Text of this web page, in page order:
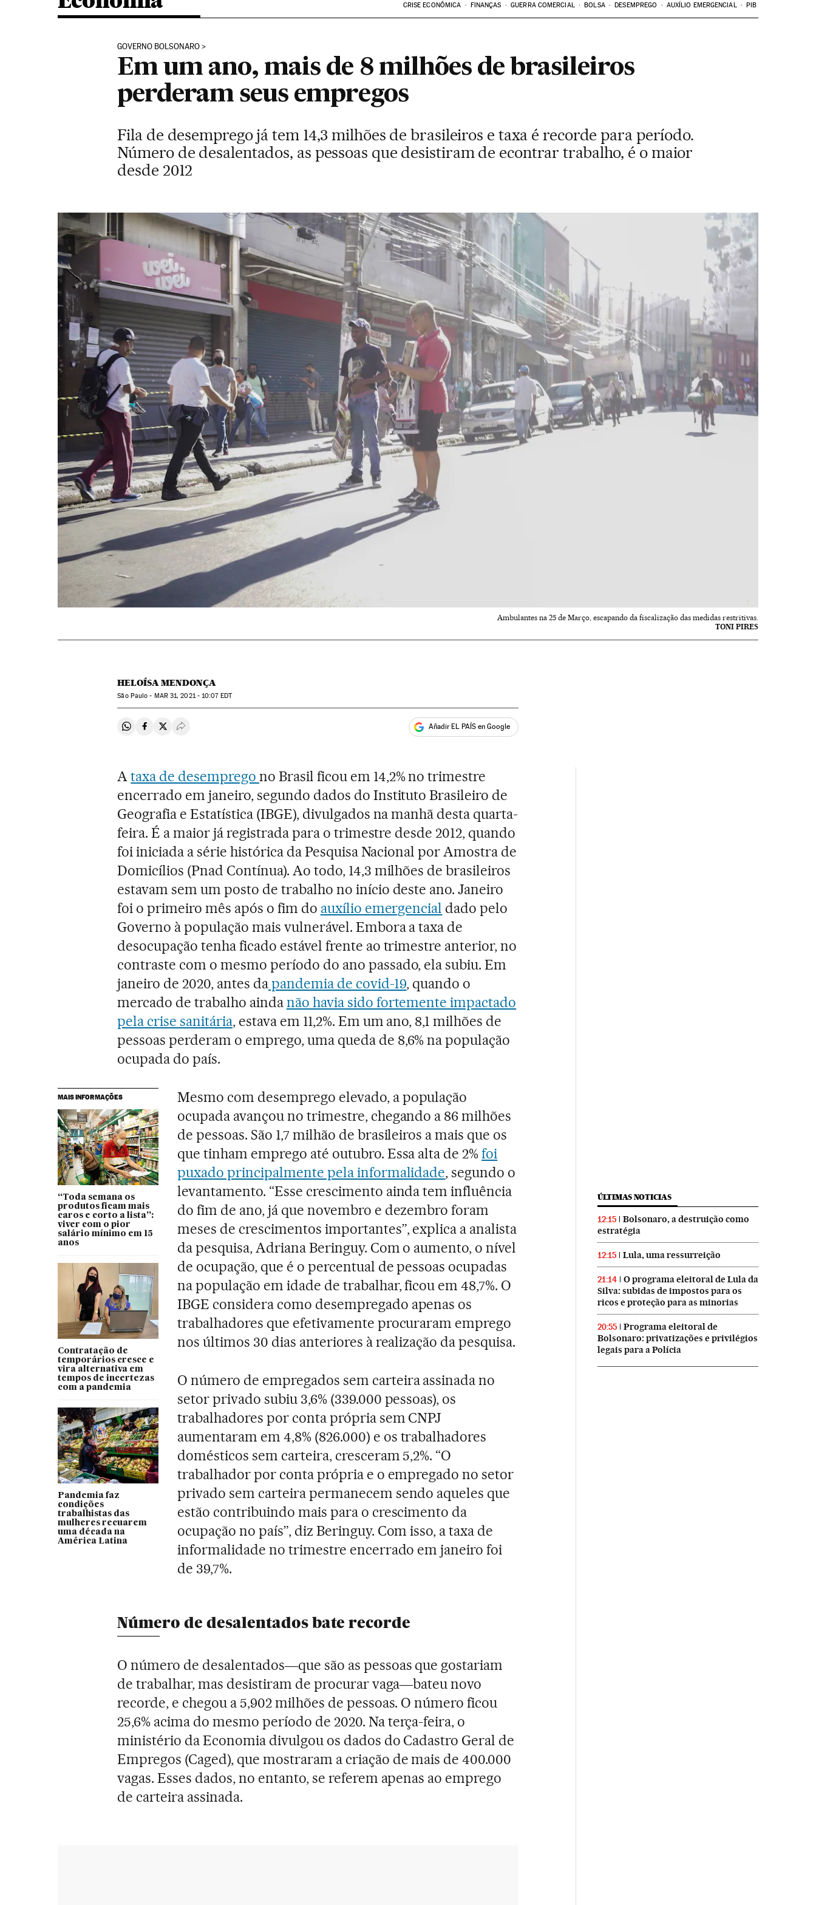
CRISE ECONÔMICA FINANÇAS GUERRA COMERCIAL BOLSA DESEMPREGO AUXÍLIO EMERGENCIAL PIB
GOVERNO BOLSONARO
Em um ano, mais de 8 milhões de brasileiros
perderam seus empregos
Fila de desemprego já tem 14,3 milhões de brasileiros e taxa é recorde para período.
Número de desalentados, as pessoas que desistiram de econtrar trabalho, é o maior
desde 2012
Ambulantes na 25 de Março, escapando da fiscalização das medidas restritivas.
TONI PIRES
HELOÍSA MENDONÇA
São Paulo - MAR31, 2021 - 10:07EDT
Compartir en Whatsapp
Compartir en Facebook
Compartir en Twitter
Desplegar Redes Sociales Añadir EL PAÍS en Google
Ataxa de desemprego no Brasil ficou em 14,2% no trimestre
encerrado em janeiro, segundo dados do Instituto Brasileiro de
Geografia e Estatística (IBGE), divulgados na manhã desta quarta-
feira. É a maior já registrada para o trimestre desde 2012, quando
foi iniciada a série histórica da Pesquisa Nacional por Amostra de
Domicílios (Pnad Contínua). Ao todo, 14,3 milhões de brasileiros
estavam sem um posto de trabalho no início deste ano. Janeiro
foi o primeiro mês após o fim do auxílio emergencial dado pelo
Governo à população mais vulnerável. Embora a taxa de
desocupação tenha ficado estável frente ao trimestre anterior, no
contraste com o mesmo período do ano passado, ela subiu. Em
janeiro de 2020, antes dapandemia de covid-19, quando o
mercado de trabalho aindanão havia sido fortemente impactado
pela crise sanitária, estava em 11,2%. Em um ano, 8,1 milhões de
pessoas perderam o emprego, uma queda de 8,6% na população
ocupada do país.
MAIS INFORMAÇÕES
“Toda semana os
produtos ficam mais
caros e corto a lista”:
viver com o pior
salário mínimo em 15
anos
Contratação de
temporários cresce e
vira alternativa em
tempos de incertezas
com a pandemia
Pandemia faz
condições
trabalhistas das
mulheres recuarem
uma década na
América Latina
Mesmo com desemprego elevado, a população
ocupada avançou no trimestre, chegando a 86 milhões
de pessoas. São 1,7 milhão de brasileiros a mais que os
que tinham emprego até outubro. Essa alta de 2%foi
puxado principalmente pela informalidade, segundo o
levantamento. “Esse crescimento ainda tem influência
do fim de ano, já que novembro e dezembro foram
meses de crescimentos importantes”, explica a analista
da pesquisa, Adriana Beringuy. Com o aumento, o nível
de ocupação, que é o percentual de pessoas ocupadas
na população em idade de trabalhar, ficou em 48,7%. O
IBGE considera como desempregado apenas os
trabalhadores que efetivamente procuraram emprego
nos últimos 30 dias anteriores à realização da pesquisa.
O número de empregados sem carteira assinada no
setor privado subiu 3,6% (339.000 pessoas), os
trabalhadores por conta própria sem CNPJ
aumentaram em 4,8% (826.000) e os trabalhadores
domésticos sem carteira, cresceram 5,2%. “O
trabalhador por conta própria e o empregado no setor
privado sem carteira permanecem sendo aqueles que
estão contribuindo mais para o crescimento da
ocupação no país”, diz Beringuy. Com isso, a taxa de
informalidade no trimestre encerrado em janeiro foi
de 39,7%.
Número de desalentados bate recorde
O número de desalentados―que são as pessoas que gostariam
de trabalhar, mas desistiram de procurar vaga―bateu novo
recorde, e chegou a 5,902 milhões de pessoas. O número ficou
25,6% acima do mesmo período de 2020. Na terça-feira, o
ministério da Economia divulgou os dados do Cadastro Geral de
Empregos (Caged), que mostraram a criação de mais de 400.000
vagas. Esses dados, no entanto, se referem apenas ao emprego
de carteira assinada.
ÚLTIMAS NOTICIAS
12:15
Bolsonaro, a destruição como
estratégia
12:15 Lula, uma ressurreição
21:14
O programa eleitoral de Lula da
Silva: subidas de impostos para os
ricos e proteção para as minorias
20:55
Programa eleitoral de
Bolsonaro: privatizações e privilégios
legais para a Polícia